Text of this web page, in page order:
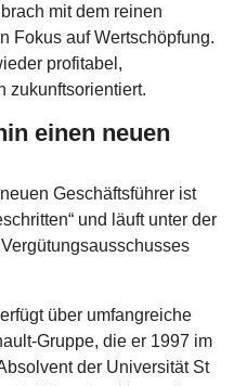
mit dem reinen
Fokus auf Wertschöpfung.
profitabel,
zukunftsorientiert.
einen neuen
Geschäftsführer ist
und läuft unter der
über umfangreiche
Gruppe, die er 1997 im
der Universität St